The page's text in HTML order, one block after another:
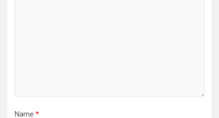
Name *